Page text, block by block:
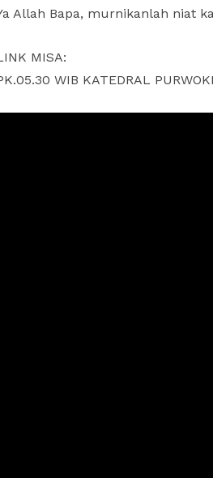
Allah Bapa, murnikanlah niat
MISA:
WIB KATEDRAL